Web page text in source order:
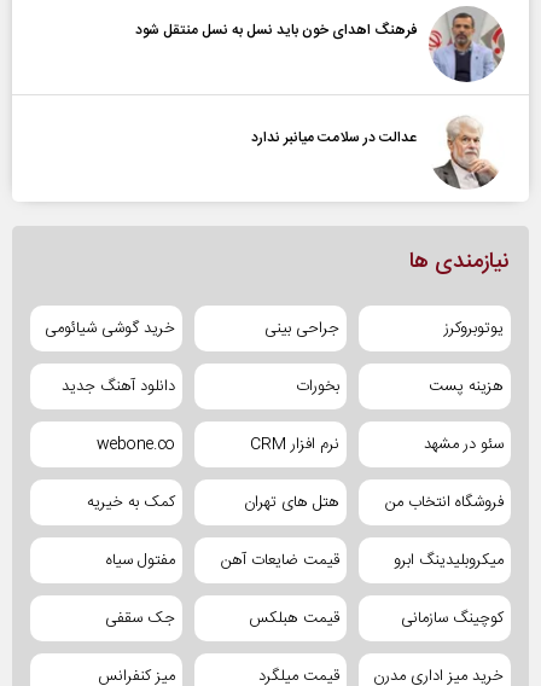
فرهنگ اهدای خون باید نسل به نسل منتقل شود
عدالت در سلامت میانبر ندارد
نیازمندی ها
یوتوبروکرز جراحی بینی خرید گوشی شیائومی
هزینه پست بخورات دانلود آهنگ جدید
سئو در مشهد نرم افزار CRM webone.co
فروشگاه انتخاب من هتل های تهران کمک به خیریه
میکروبلیدینگ ابرو قیمت ضایعات آهن مفتول سیاه
کوچینگ سازمانی قیمت هبلکس جک سقفی
خرید میز اداری مدرن قیمت میلگرد میز کنفرانس